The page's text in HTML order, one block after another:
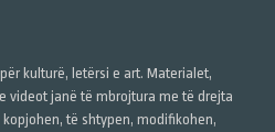
kulturë, letërsi e art. Materialet,
videot janë të mbrojtura me të drejta
të shtypen, modifikohen,